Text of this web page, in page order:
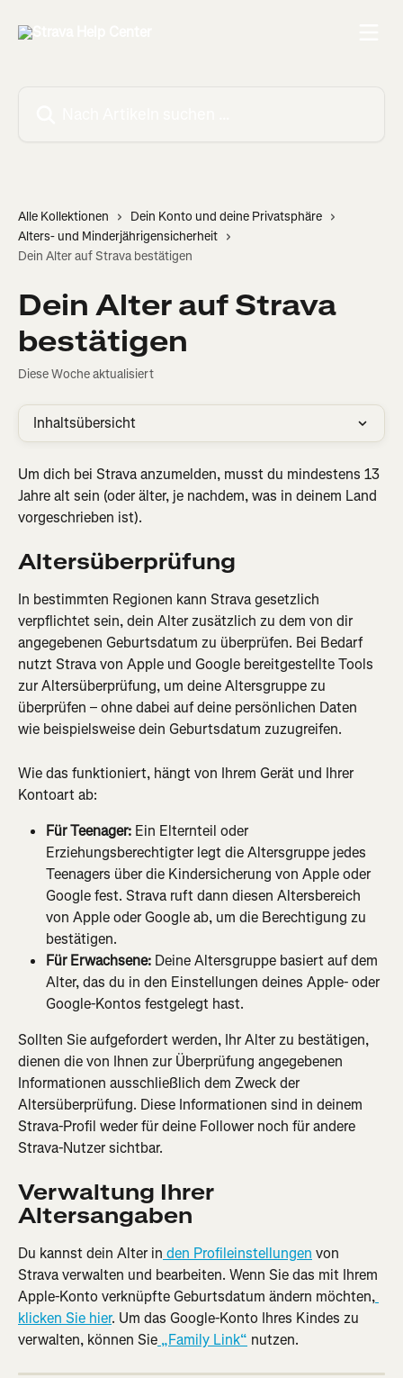
Alle Kollektionen
Dein Konto und deine Privatsphäre
Alters- und Minderjährigensicherheit
Dein Alter auf Strava bestätigen
Dein Alter auf Strava
bestätigen
Diese Woche aktualisiert
Inhaltsübersicht
Um dich bei Strava anzumelden, musst du mindestens 13
Jahre alt sein (oder älter, je nachdem, was in deinem Land
vorgeschrieben ist).
Altersüberprüfung
In bestimmten Regionen kann Strava gesetzlich
verpflichtet sein, dein Alter zusätzlich zu dem von dir
angegebenen Geburtsdatum zu überprüfen. Bei Bedarf
nutzt Strava von Apple und Google bereitgestellte Tools
zur Altersüberprüfung, um deine Altersgruppe zu
überprüfen – ohne dabei auf deine persönlichen Daten
wie beispielsweise dein Geburtsdatum zuzugreifen.
Wie das funktioniert, hängt von Ihrem Gerät und Ihrer
Kontoart ab:
Für Teenager: Ein Elternteil oder
Erziehungsberechtigter legt die Altersgruppe jedes
Teenagers über die Kindersicherung von Apple oder
Google fest. Strava ruft dann diesen Altersbereich
von Apple oder Google ab, um die Berechtigung zu
bestätigen.
Für Erwachsene: Deine Altersgruppe basiert auf dem
Alter, das du in den Einstellungen deines Apple- oder
Google-Kontos festgelegt hast.
Sollten Sie aufgefordert werden, Ihr Alter zu bestätigen,
dienen die von Ihnen zur Überprüfung angegebenen
Informationen ausschließlich dem Zweck der
Altersüberprüfung. Diese Informationen sind in deinem
Strava-Profil weder für deine Follower noch für andere
Strava-Nutzer sichtbar.
Verwaltung Ihrer
Altersangaben
Du kannst dein Alter in den Profileinstellungen von
Strava verwalten und bearbeiten. Wenn Sie das mit Ihrem
Apple-Konto verknüpfte Geburtsdatum ändern möchten,
klicken Sie hier. Um das Google-Konto Ihres Kindes zu
verwalten, können Sie „Family Link“ nutzen.